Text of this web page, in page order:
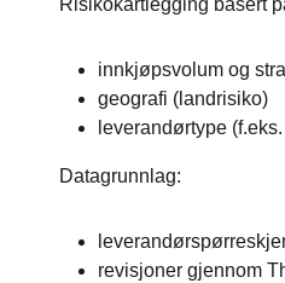
Risikokartlegging basert
innkjøpsvolum og
geografi (landrisiko)
leverandørtype
Datagrunnlag:
revisjoner gjennom